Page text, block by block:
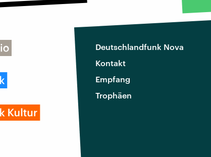
Deutschlandfunk Nova
Kontakt
Empfang
Trophäen